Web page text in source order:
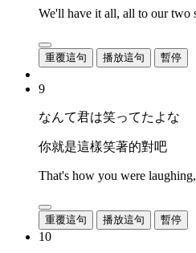
We'll have it all, all to our two
重覆這句 播放這句 暫停
9
なんて君は笑ってたよな
你就是這樣笑著的對吧
That's how you were
重覆這句 播放這句 暫停
10